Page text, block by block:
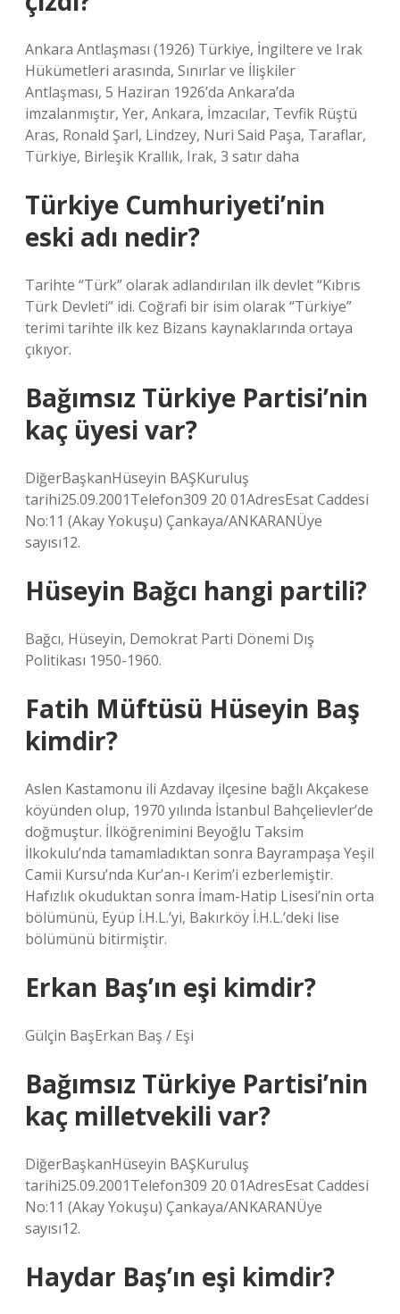
Ankara Antlaşması (1926) Türkiye, İngiltere ve Irak
Hükümetleri arasında, Sınırlar ve İlişkiler
Antlaşması, 5 Haziran 1926’da Ankara’da
imzalanmıştır, Yer, Ankara, İmzacılar, Tevfik Rüştü
Aras, Ronald Şarl, Lindzey, Nuri Said Paşa, Taraflar,
Türkiye, Birleşik Krallık, Irak, 3 satır daha
Türkiye Cumhuriyeti’nin
eski adı nedir?
Tarihte “Türk” olarak adlandırılan ilk devlet “Kıbrıs
Türk Devleti” idi. Coğrafi bir isim olarak “Türkiye”
terimi tarihte ilk kez Bizans kaynaklarında ortaya
çıkıyor.
Bağımsız Türkiye Partisi’nin
kaç üyesi var?
DiğerBaşkanHüseyin BAŞKuruluş
tarihi25.09.2001Telefon309 20 01AdresEsat Caddesi
No:11 (Akay Yokuşu) Çankaya/ANKARANÜye
sayısı12.
Hüseyin Bağcı hangi partili?
Bağcı, Hüseyin, Demokrat Parti Dönemi Dış
Politikası 1950-1960.
Fatih Müftüsü Hüseyin Baş
kimdir?
Aslen Kastamonu ili Azdavay ilçesine bağlı Akçakese
köyünden olup, 1970 yılında İstanbul Bahçelievler’de
doğmuştur. İlköğrenimini Beyoğlu Taksim
İlkokulu’nda tamamladıktan sonra Bayrampaşa Yeşil
Camii Kursu’nda Kur’an-ı Kerim’i ezberlemiştir.
Hafızlık okuduktan sonra İmam-Hatip Lisesi’nin orta
bölümünü, Eyüp İ.H.L.’yi, Bakırköy İ.H.L.’deki lise
bölümünü bitirmiştir.
Erkan Baş’ın eşi kimdir?
Gülçin BaşErkan Baş / Eşi
Bağımsız Türkiye Partisi’nin
kaç milletvekili var?
DiğerBaşkanHüseyin BAŞKuruluş
tarihi25.09.2001Telefon309 20 01AdresEsat Caddesi
No:11 (Akay Yokuşu) Çankaya/ANKARANÜye
sayısı12.
Haydar Baş’ın eşi kimdir?